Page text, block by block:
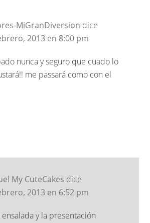
MiGranDiversion dice
2013 en 8:00 pm
nunca y seguro que cuado lo
me passará como con el
My CuteCakes dice
2013 en 6:52 pm
y la presentación